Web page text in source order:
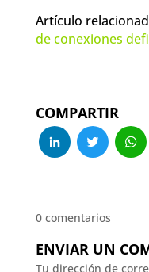
Artículo
de conexiones
COMPARTIR
0 comentarios
ENVIAR UN
Tu dirección de